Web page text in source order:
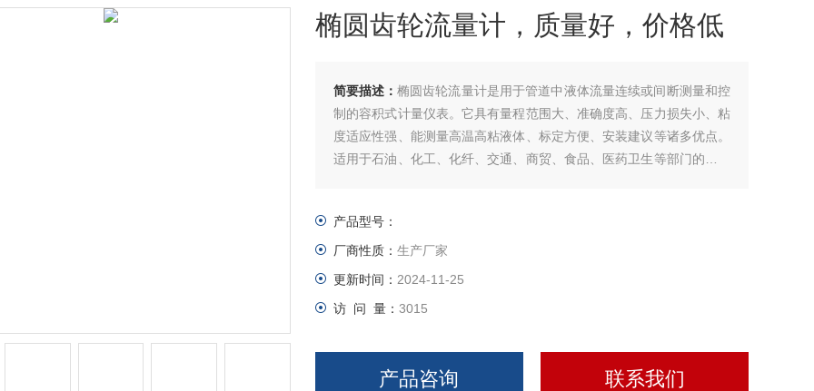
椭圆齿轮流量计，质量好，价格低
简要描述： 椭圆齿轮流量计是用于管道中液体流量连续或间断测量和控
制的容积式计量仪表。它具有量程范围大、准确度高、压力损失小、粘
度适应性强、能测量高温高粘液体、标定方便、安装建议等诸多优点。
适用于石油、化工、化纤、交通、商贸、食品、医药卫生等部门的流量
产品型号：
厂商性质： 生产厂家
更新时间： 2024-11-25
访 问 量： 3015
产品咨询 联系我们